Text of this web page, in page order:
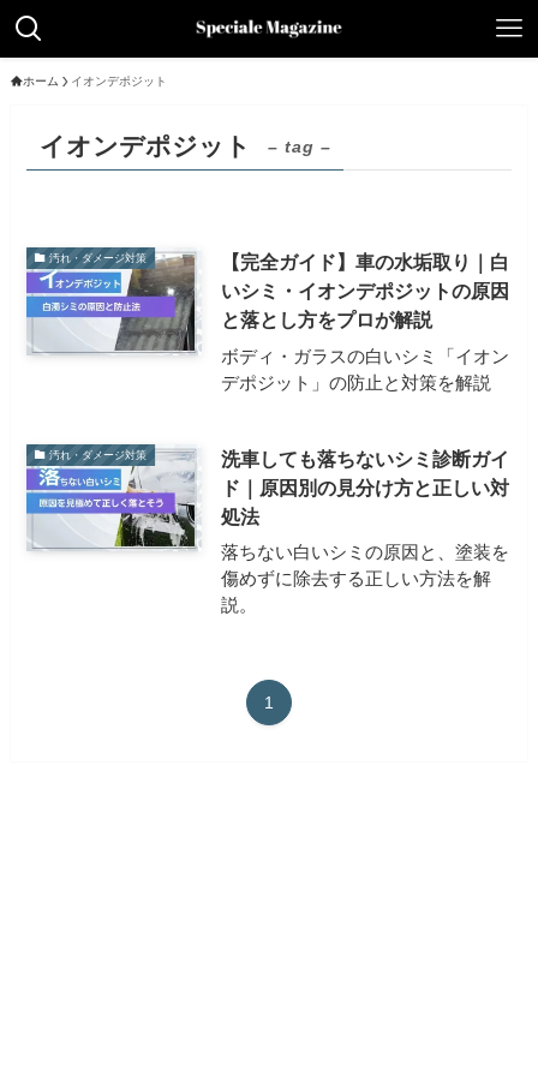
ホーム イオンデポジット
イオンデポジット – tag –
汚れ・ダメージ対策
【完全ガイド】車の水垢取り｜白
いシミ・イオンデポジットの原因
と落とし方をプロが解説
ボディ・ガラスの白いシミ「イオン
デポジット」の防止と対策を解説
汚れ・ダメージ対策
洗車しても落ちないシミ診断ガイ
ド｜原因別の見分け方と正しい対
処法
落ちない白いシミの原因と、塗装を
傷めずに除去する正しい方法を解
説。
1